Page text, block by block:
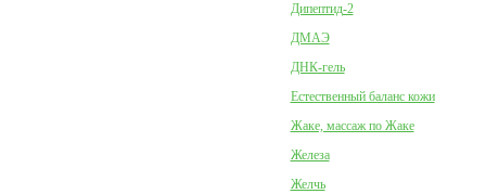
Дипептид-2
ДМАЭ
ДНК-гель
Естественный баланс кожи
Жаке, массаж по Жаке
Железа
Желчь